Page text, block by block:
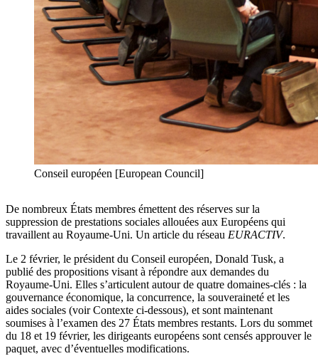
Conseil européen [European Council]
De nombreux États membres émettent des réserves sur la
suppression de prestations sociales allouées aux Européens qui
travaillent au Royaume-Uni. Un article du réseau EURACTIV.
Le 2 février, le président du Conseil européen, Donald Tusk, a
publié des propositions visant à répondre aux demandes du
Royaume-Uni. Elles s’articulent autour de quatre domaines-clés : la
gouvernance économique, la concurrence, la souveraineté et les
aides sociales (voir Contexte ci-dessous), et sont maintenant
soumises à l’examen des 27 États membres restants. Lors du sommet
du 18 et 19 février, les dirigeants européens sont censés approuver le
paquet, avec d’éventuelles modifications.